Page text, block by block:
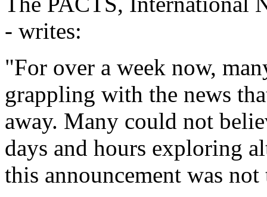
- writes:
"For over a week now,
grappling with the news
away. Many could not
days and hours exploring
this announcement was not